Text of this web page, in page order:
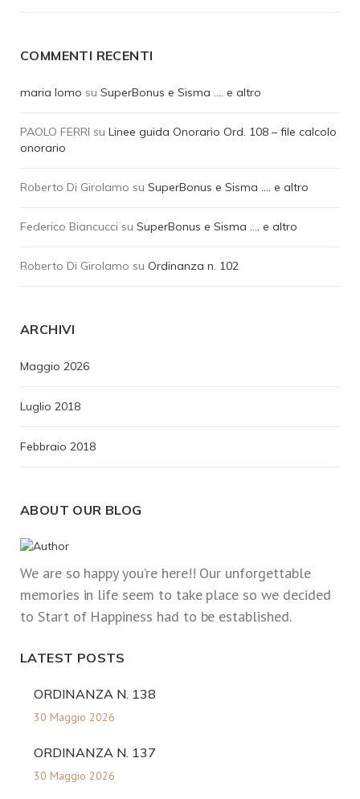
COMMENTI RECENTI
maria lomo su SuperBonus e Sisma …. e altro
PAOLO FERRI su Linee guida Onorario Ord. 108 – file calcolo
onorario
Roberto Di Girolamo su SuperBonus e Sisma …. e altro
Federico Biancucci su SuperBonus e Sisma …. e altro
Roberto Di Girolamo su Ordinanza n. 102
ARCHIVI
Maggio 2026
Luglio 2018
Febbraio 2018
ABOUT OUR BLOG
We are so happy you’re here!! Our unforgettable
memories in life seem to take place so we decided
to Start of Happiness had to be established.
LATEST POSTS
ORDINANZA N. 138
30 Maggio 2026
ORDINANZA N. 137
30 Maggio 2026